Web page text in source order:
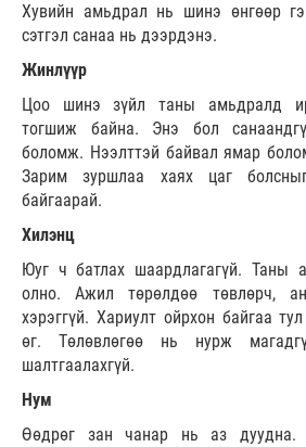
Хувийн амьдрал нь шинэ өнгөөр
сэтгэл санаа нь дээрдэнэ.
Жинлүүр
Цоо шинэ зүйл таны амьдралд
тогшиж байна. Энэ бол
боломж. Нээлттэй байвал ямар
Зарим зуршлаа хаях цаг
байгаарай.
Хилэнц
Юуг ч батлах шаардлагагүй. Таны
олно. Ажил төрөлдөө төвлөрч,
хэрэггүй. Хариулт ойрхон байгаа
өг. Төлөвлөгөө нь нурж
шалтгаалахгүй.
Нум
Өөдрөг зан чанар нь аз дуудна.